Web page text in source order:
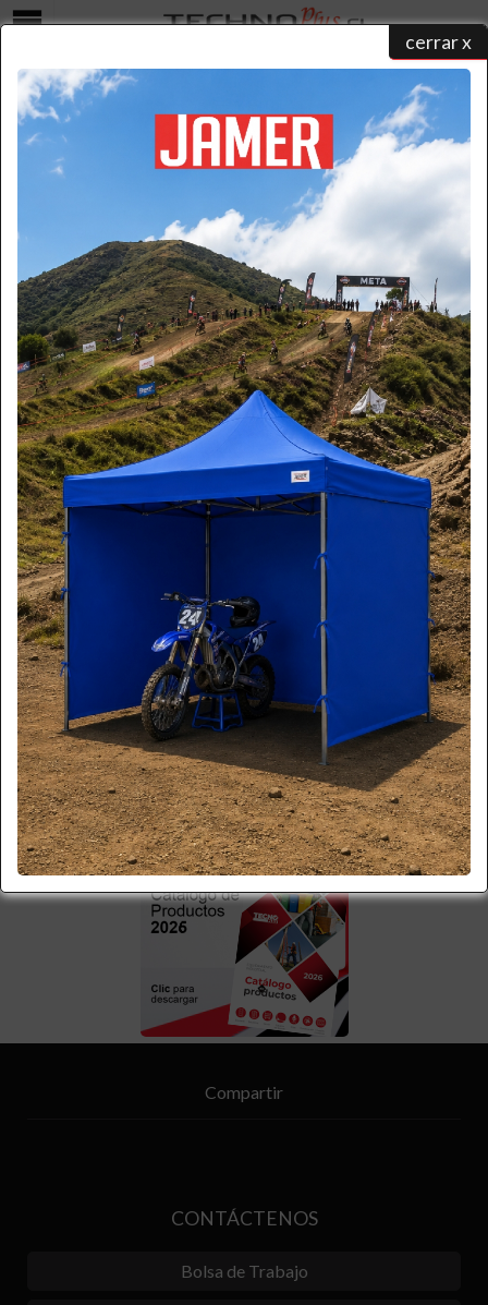
cerrar x
Plano de Ubicación
home/ ubicación
Nuestras sucursales
CERRILLOS
Av. Américo Vespucio 3000, bodega 16
Fono: +56 9 3429 3939
Horario de atención
Lunes, Martes, Miércoles y Jueves 8:30 a 17:00 hrs. | Viernes
8:30 a 15:30hrs.
COMPARTIR
Compartir
CONTÁCTENOS
Bolsa de Trabajo